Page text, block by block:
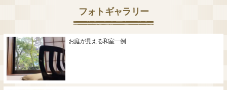
フォトギャラリー
お庭が見える和室一例